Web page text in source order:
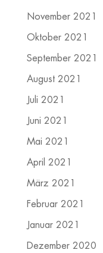
November 2021
Oktober 2021
September 2021
August 2021
Juli 2021
Juni 2021
Mai 2021
April 2021
März 2021
Februar 2021
Januar 2021
Dezember 2020